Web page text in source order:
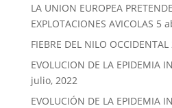
LA UNION EUROPEA
EXPLOTACIONES AVICOLAS 5
FIEBRE DEL NILO OCCIDENTAL
EVOLUCION DE LA EPIDEMIA
julio, 2022
EVOLUCIÓN DE LA EPIDEMIA